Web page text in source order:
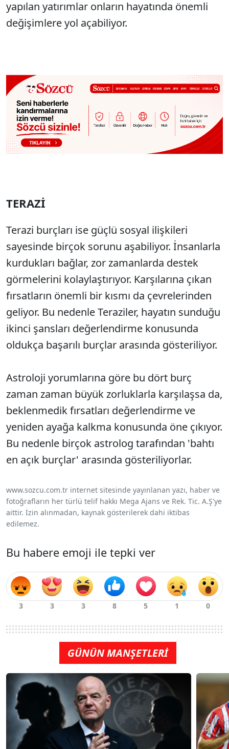
yapılan yatırımlar onların hayatında önemli
değişimlere yol açabiliyor.
TERAZİ
Terazi burçları ise güçlü sosyal ilişkileri
sayesinde birçok sorunu aşabiliyor. İnsanlarla
kurdukları bağlar, zor zamanlarda destek
görmelerini kolaylaştırıyor. Karşılarına çıkan
fırsatların önemli bir kısmı da çevrelerinden
geliyor. Bu nedenle Teraziler, hayatın sunduğu
ikinci şansları değerlendirme konusunda
oldukça başarılı burçlar arasında gösteriliyor.
Astroloji yorumlarına göre bu dört burç
zaman zaman büyük zorluklarla karşılaşsa da,
beklenmedik fırsatları değerlendirme ve
yeniden ayağa kalkma konusunda öne çıkıyor.
Bu nedenle birçok astrolog tarafından 'bahtı
en açık burçlar' arasında gösteriliyorlar.
www.sozcu.com.tr internet sitesinde yayınlanan yazı, haber ve
fotoğrafların her türlü telif hakkı Mega Ajans ve Rek. Tic. A.Ş'ye
aittir. İzin alınmadan, kaynak gösterilerek dahi iktibas
edilemez.
Bu habere emoji ile tepki ver
GÜNÜN MANŞETLERİ